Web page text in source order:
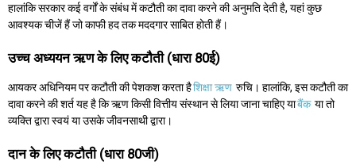
हालांकि सरकार कई वर्गों के संबंध में कटौती का दावा करने की अनुमति देती है, यहां कुछ
आवश्यक चीजें हैं जो काफी हद तक मददगार साबित होती हैं।
उच्च अध्ययन ऋण के लिए कटौती (धारा 80ई)
आयकर अधिनियम पर कटौती की पेशकश करता हैशिक्षा ऋण रुचि। हालांकि, इस कटौती का
दावा करने की शर्त यह है कि ऋण किसी वित्तीय संस्थान से लिया जाना चाहिए याबैंक या तो
व्यक्ति द्वारा स्वयं या उसके जीवनसाथी द्वारा।
दान के लिए कटौती (धारा 80जी)